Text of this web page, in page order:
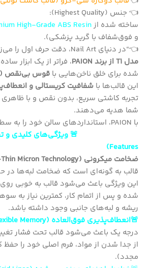
👈 جنس (Highest Quality):
ساخته شده ازHigh-Grade ABS Resin
و فوق‌شفاف با گرید پزشکی).
👈“در دنیای Nail Art، دقت حرف اول را می‌زند.
مدل T1 از برند PAION
، فراتر از یک ابزار
شده برای خلق ناخن‌هایی با قوس بی‌نقص (C-Curve)
این قالب‌ها با شفافیت کریستالی و
تجربه کاشتی سریع، بدون نقص و با ظاهری
شما هدیه می‌دهند.
با PAION، استانداردهای سالن خود را به سطح جهانی برسانید.”
Features)
ضخامت میکرونی (Ultra-Thin Micron Technology)
قالب به گونه‌ای است که ضخامت لبه‌ها در
این ویژگی باعث می‌شود قالب به خوبی
شده و پس از اتمام کار، کمترین نیاز به
ریشه و لبه‌های جانبی وجود داشته باشد.
🚨انعطاف‌پذیری فوق‌العاده (Flexible Memory):
درجه یک باعث می‌شود قالب تحت فشار
از جدا شدن از مواد، فرم اصلی خود را حفظ
مجدد).